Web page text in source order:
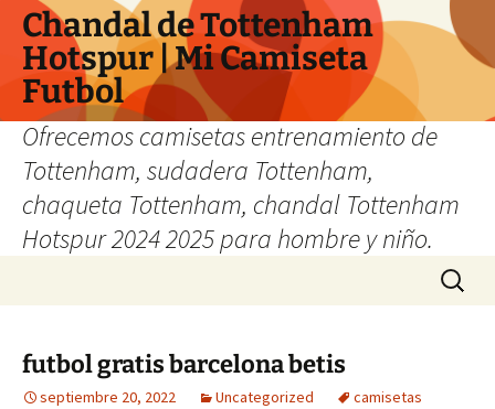
Chandal de Tottenham
Hotspur | Mi Camiseta
Futbol
Ofrecemos camisetas entrenamiento de
Tottenham, sudadera Tottenham,
chaqueta Tottenham, chandal Tottenham
Hotspur 2024 2025 para hombre y niño.
Buscar:
futbol gratis barcelona betis
septiembre 20, 2022 Uncategorized
camisetas